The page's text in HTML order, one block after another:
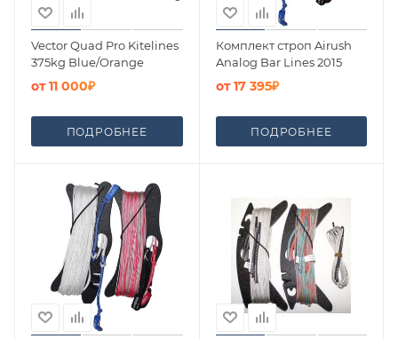
Vector Quad Pro Kitelines
375kg Blue/Orange
от11 000₽
ПОДРОБНЕЕ
Комплект строп Airush
Analog Bar Lines 2015
от17 395₽
ПОДРОБНЕЕ